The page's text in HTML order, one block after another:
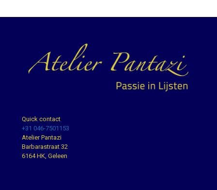
Quick contact
+31 046-7501153
Atelier Pantazi
Barbarastraat 32
6164 HK, Geleen